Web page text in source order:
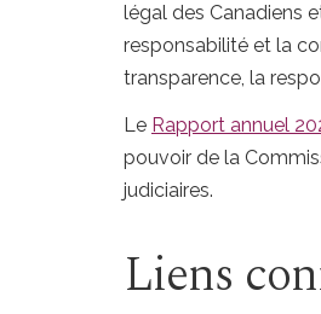
légal des Canadiens
responsabilité et la
transparence, la
Le Rapport annuel
pouvoir de la
judiciaires.
Liens